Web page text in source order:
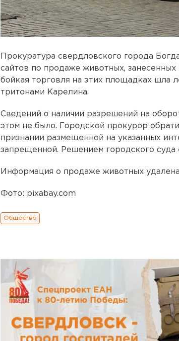
Прокуратура свердловского города
сайтов по продаже животных, занесенных
бойкая торговля на этих площадках шла
тритонами Карелина.
Сведений о наличии разрешений на
этом не было. Городской прокурор
признании размещенной на указанных
запрещенной. Решением городского суда
Информация о продаже животных
Фото: pixabay.com
Общество